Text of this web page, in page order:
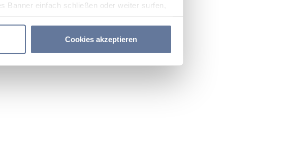
Banner einfach schließen oder weiter surfen,
Cookies akzeptieren